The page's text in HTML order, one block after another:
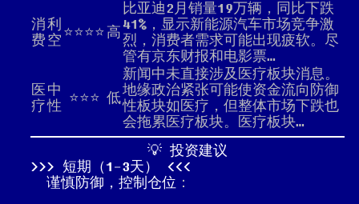
消
费
利
空 ⭐⭐⭐⭐ 高
比亚迪2月销量19万辆，同比下跌
41%，显示新能源汽车市场竞争激
烈，消费者需求可能出现疲软。尽
管有京东财报和电影票…
医
疗
中
性 ⭐⭐⭐ 低
新闻中未直接涉及医疗板块消息。
地缘政治紧张可能使资金流向防御
性板块如医疗，但整体市场下跌也
会拖累医疗板块。医疗板块…
💡 投资建议
短期（1-3天）
谨慎防御，控制仓位 ：